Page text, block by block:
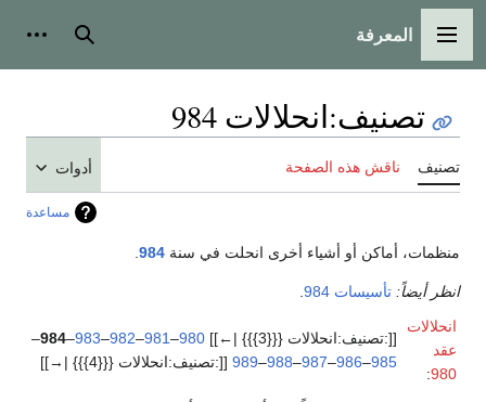
القائمة الرئيسية
المعرفة بحث
تصنيف:انحلالات 984
تصنيف ناقش هذه الصفحة أدوات
مساعدة
منظمات، أماكن أو أشياء أخرى انحلت في سنة 984
انظر أيضاً: تأسيسات 984
انحلالات
عقد
980
:
[[:تصنيف:انحلالات {{{3}}} |←]] 980
–
981
–
982
–
983
–
984
–
985
–
986
–
987
–
988
–
989 [[:تصنيف:انحلالات {{{4}}} |→]]